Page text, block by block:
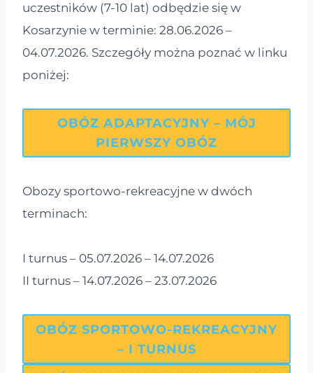
uczestników (7-10 lat) odbędzie się w
Kosarzynie w terminie: 28.06.2026 –
04.07.2026. Szczegóły można poznać w linku
poniżej:
OBÓZ ADAPTACYJNY – MÓJ
PIERWSZY OBÓZ
Obozy sportowo-rekreacyjne w dwóch
terminach:
I turnus – 05.07.2026 – 14.07.2026
II turnus – 14.07.2026 – 23.07.2026
OBÓZ SPORTOWO-REKREACYJNY
– I TURNUS